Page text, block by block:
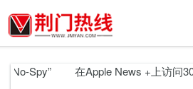
Spy” 在Apple News +上访问